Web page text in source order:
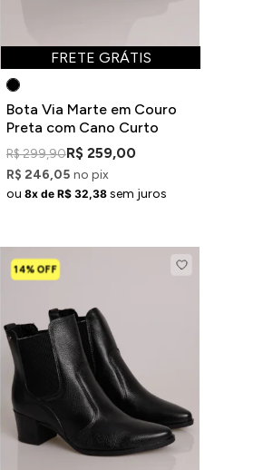
FRETE GRÁTIS
Bota Via Marte em Couro
Preta com Cano Curto
R$ 299,90R$ 259,00
R$ 246,05 no pix
ou 8x de R$ 32,38 sem juros
14% OFF